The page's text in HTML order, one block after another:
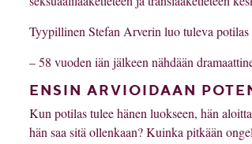
Tyypillinen Stefan Arverin luo tuleva
– 58 vuoden iän jälkeen nähdään
ENSIN ARVIOIDAAN
Kun potilas tulee hänen luokseen, hän
hän saa sitä ollenkaan? Kuinka pitkään